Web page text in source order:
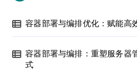
容器部署与编排优化：赋能高
容器部署与编排：重塑服务器
式